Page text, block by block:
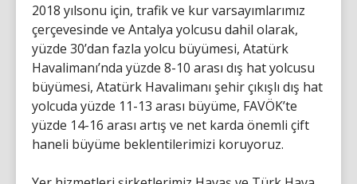
2018 yılsonu için, trafik ve kur varsayımlarımız
çerçevesinde ve Antalya yolcusu dahil olarak,
yüzde 30’dan fazla yolcu büyümesi, Atatürk
Havalimanı’nda yüzde 8-10 arası dış hat yolcusu
büyümesi, Atatürk Havalimanı şehir çıkışlı dış hat
yolcuda yüzde 11-13 arası büyüme, FAVÖK’te
yüzde 14-16 arası artış ve net karda önemli çift
haneli büyüme beklentilerimizi koruyoruz.